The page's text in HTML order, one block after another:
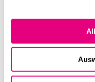
Kultur- und